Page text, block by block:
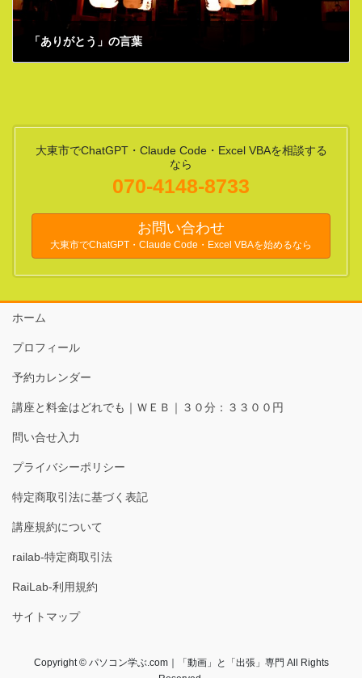
「ありがとう」の言葉
大東市でChatGPT・Claude Code・Excel VBAを相談する
なら
070-4148-8733
お問い合わせ
大東市でChatGPT・Claude Code・Excel VBAを始めるなら
ホーム
プロフィール
予約カレンダー
講座と料金はどれでも｜ＷＥＢ｜３０分：３３００円
問い合せ入力
プライバシーポリシー
特定商取引法に基づく表記
講座規約について
railab-特定商取引法
RaiLab-利用規約
サイトマップ
Copyright © パソコン学ぶ.com｜「動画」と「出張」専門 All Rights